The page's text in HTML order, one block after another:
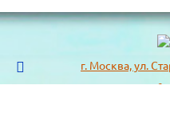
г. Москва, ул.